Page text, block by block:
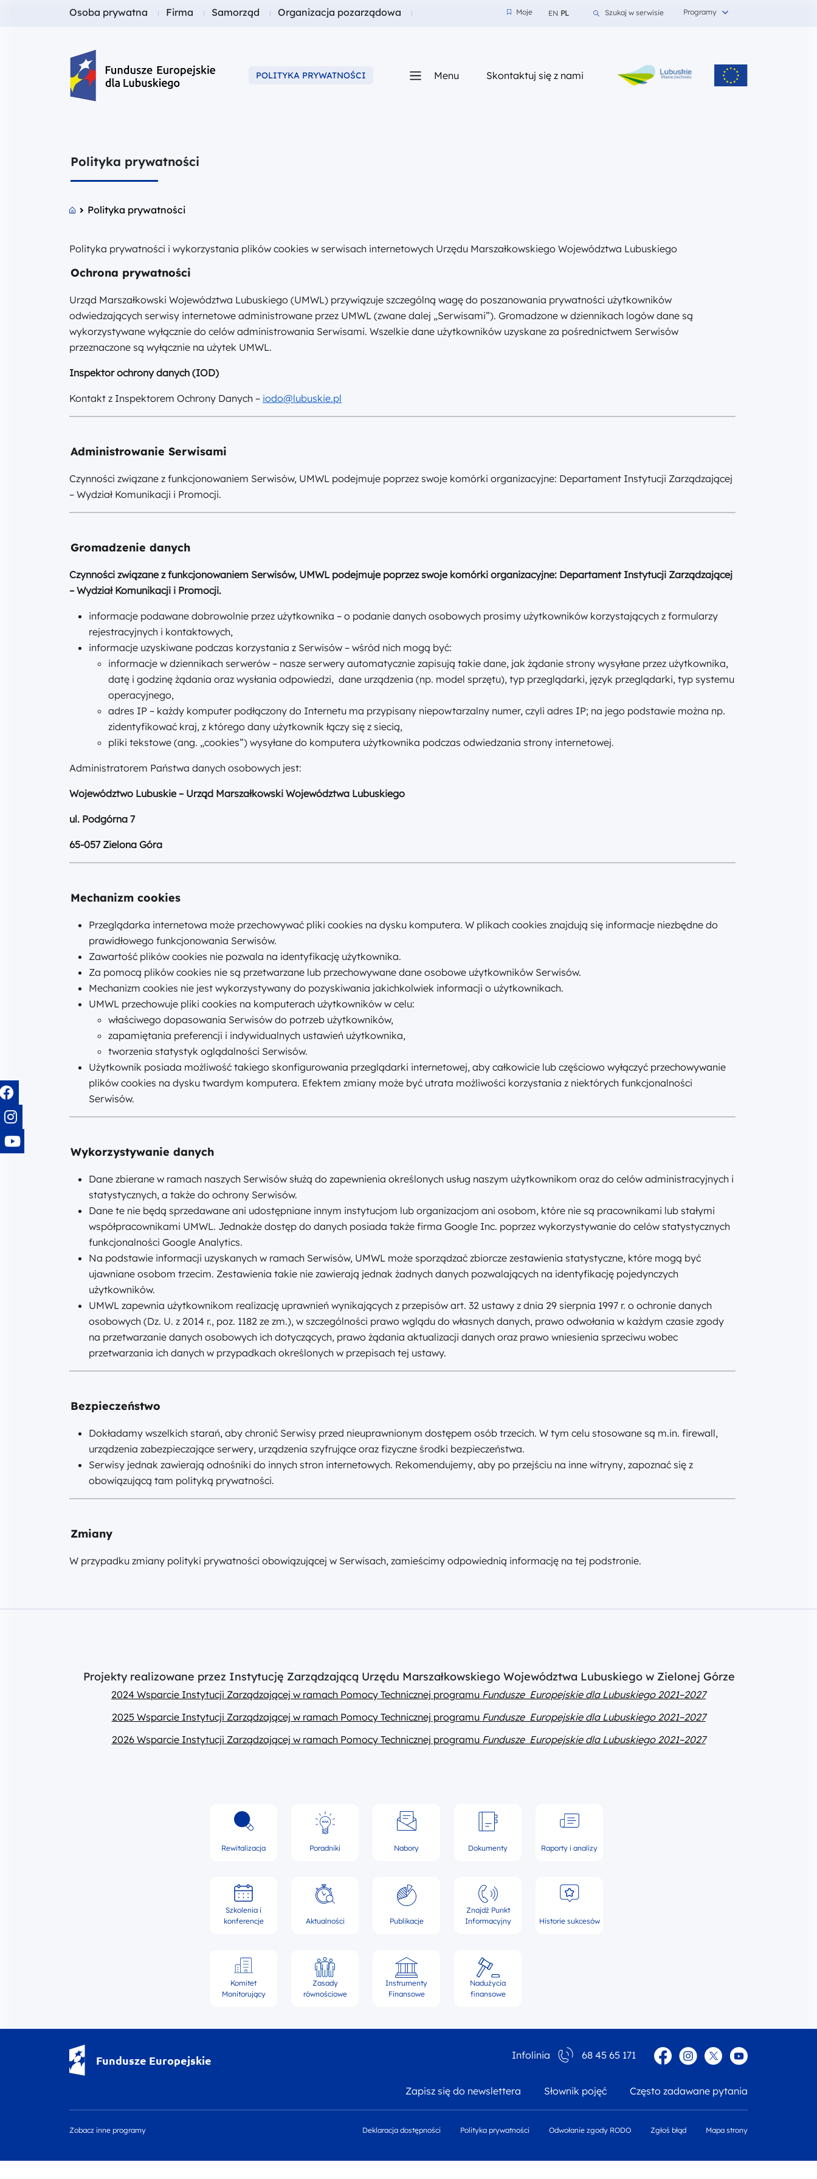
Fundusze dla
Osoba prywatna Fundusze dla
Firma Fundusze dla
Samorząd Fundusze dla
Organizacja pozarządowa Moje
Moje EN PL Szukaj w serwisie Programy
Fundusze Europejskie dla LubuskiegoPOLITYKA PRYWATNOŚCI Menu Skontaktuj się z nami
Polityka prywatności
Polityka prywatności
Polityka prywatności i wykorzystania plików cookies w serwisach internetowych Urzędu Marszałkowskiego Województwa Lubuskiego
Ochrona prywatności
Urząd Marszałkowski Województwa Lubuskiego (UMWL) przywiązuje szczególną wagę do poszanowania prywatności użytkowników
odwiedzających serwisy internetowe administrowane przez UMWL (zwane dalej „Serwisami”). Gromadzone w dziennikach logów dane są
wykorzystywane wyłącznie do celów administrowania Serwisami. Wszelkie dane użytkowników uzyskane za pośrednictwem Serwisów
przeznaczone są wyłącznie na użytek UMWL.
Inspektor ochrony danych (IOD)
Kontakt z Inspektorem Ochrony Danych – iodo@lubuskie.pl
Administrowanie Serwisami
Czynności związane z funkcjonowaniem Serwisów, UMWL podejmuje poprzez swoje komórki organizacyjne: Departament Instytucji Zarządzającej
– Wydział Komunikacji i Promocji.
Gromadzenie danych
Czynności związane z funkcjonowaniem Serwisów, UMWL podejmuje poprzez swoje komórki organizacyjne: Departament Instytucji Zarządzającej
– Wydział Komunikacji i Promocji.
informacje podawane dobrowolnie przez użytkownika – o podanie danych osobowych prosimy użytkowników korzystających z formularzy
rejestracyjnych i kontaktowych,
informacje uzyskiwane podczas korzystania z Serwisów – wśród nich mogą być:
informacje w dziennikach serwerów – nasze serwery automatycznie zapisują takie dane, jak żądanie strony wysyłane przez użytkownika,
datę i godzinę żądania oraz wysłania odpowiedzi, dane urządzenia (np. model sprzętu), typ przeglądarki, język przeglądarki, typ systemu
operacyjnego,
adres IP – każdy komputer podłączony do Internetu ma przypisany niepowtarzalny numer, czyli adres IP; na jego podstawie można np.
zidentyfikować kraj, z którego dany użytkownik łączy się z siecią,
pliki tekstowe (ang. „cookies”) wysyłane do komputera użytkownika podczas odwiedzania strony internetowej.
Administratorem Państwa danych osobowych jest:
Województwo Lubuskie – Urząd Marszałkowski Województwa Lubuskiego
ul. Podgórna 7
65-057 Zielona Góra
Mechanizm cookies
Przeglądarka internetowa może przechowywać pliki cookies na dysku komputera. W plikach cookies znajdują się informacje niezbędne do
prawidłowego funkcjonowania Serwisów.
Zawartość plików cookies nie pozwala na identyfikację użytkownika.
Za pomocą plików cookies nie są przetwarzane lub przechowywane dane osobowe użytkowników Serwisów.
Mechanizm cookies nie jest wykorzystywany do pozyskiwania jakichkolwiek informacji o użytkownikach.
UMWL przechowuje pliki cookies na komputerach użytkowników w celu:
właściwego dopasowania Serwisów do potrzeb użytkowników,
zapamiętania preferencji i indywidualnych ustawień użytkownika,
tworzenia statystyk oglądalności Serwisów.
Użytkownik posiada możliwość takiego skonfigurowania przeglądarki internetowej, aby całkowicie lub częściowo wyłączyć przechowywanie
plików cookies na dysku twardym komputera. Efektem zmiany może być utrata możliwości korzystania z niektórych funkcjonalności
Serwisów.
Wykorzystywanie danych
Dane zbierane w ramach naszych Serwisów służą do zapewnienia określonych usług naszym użytkownikom oraz do celów administracyjnych i
statystycznych, a także do ochrony Serwisów.
Dane te nie będą sprzedawane ani udostępniane innym instytucjom lub organizacjom ani osobom, które nie są pracownikami lub stałymi
współpracownikami UMWL. Jednakże dostęp do danych posiada także firma Google Inc. poprzez wykorzystywanie do celów statystycznych
funkcjonalności Google Analytics.
Na podstawie informacji uzyskanych w ramach Serwisów, UMWL może sporządzać zbiorcze zestawienia statystyczne, które mogą być
ujawniane osobom trzecim. Zestawienia takie nie zawierają jednak żadnych danych pozwalających na identyfikację pojedynczych
użytkowników.
UMWL zapewnia użytkownikom realizację uprawnień wynikających z przepisów art. 32 ustawy z dnia 29 sierpnia 1997 r. o ochronie danych
osobowych (Dz. U. z 2014 r., poz. 1182 ze zm.), w szczególności prawo wglądu do własnych danych, prawo odwołania w każdym czasie zgody
na przetwarzanie danych osobowych ich dotyczących, prawo żądania aktualizacji danych oraz prawo wniesienia sprzeciwu wobec
przetwarzania ich danych w przypadkach określonych w przepisach tej ustawy.
Bezpieczeństwo
Dokładamy wszelkich starań, aby chronić Serwisy przed nieuprawnionym dostępem osób trzecich. W tym celu stosowane są m.in. firewall,
urządzenia zabezpieczające serwery, urządzenia szyfrujące oraz fizyczne środki bezpieczeństwa.
Serwisy jednak zawierają odnośniki do innych stron internetowych. Rekomendujemy, aby po przejściu na inne witryny, zapoznać się z
obowiązującą tam polityką prywatności.
Zmiany
W przypadku zmiany polityki prywatności obowiązującej w Serwisach, zamieścimy odpowiednią informację na tej podstronie.
Projekty realizowane przez Instytucję Zarządzającą Urzędu Marszałkowskiego Województwa Lubuskiego w Zielonej Górze
2024 Wsparcie Instytucji Zarządzającej w ramach Pomocy Technicznej programu Fundusze Europejskie dla Lubuskiego 2021–2027
2025 Wsparcie Instytucji Zarządzającej w ramach Pomocy Technicznej programu Fundusze Europejskie dla Lubuskiego 2021–2027
2026 Wsparcie Instytucji Zarządzającej w ramach Pomocy Technicznej programu Fundusze Europejskie dla Lubuskiego 2021–2027
Rewitalizacja Poradniki Nabory Dokumenty Raporty i analizy
Szkolenia i
konferencje
Aktualności Publikacje
Znajdź Punkt
Informacyjny
Historie sukcesów
Komitet
Monitorujący
Zasady
równościowe
Instrumenty
Finansowe
Nadużycia
finansowe
Fundusze Europejskie Infolinia 68 45 65 171 FacebookInstagram
TwitterYouTube
Zapisz się do newslettera Słownik pojęć Często zadawane pytania
Zobacz inne programy Deklaracja dostępności Polityka prywatności Odwołanie zgody RODO Zgłoś błąd Mapa strony